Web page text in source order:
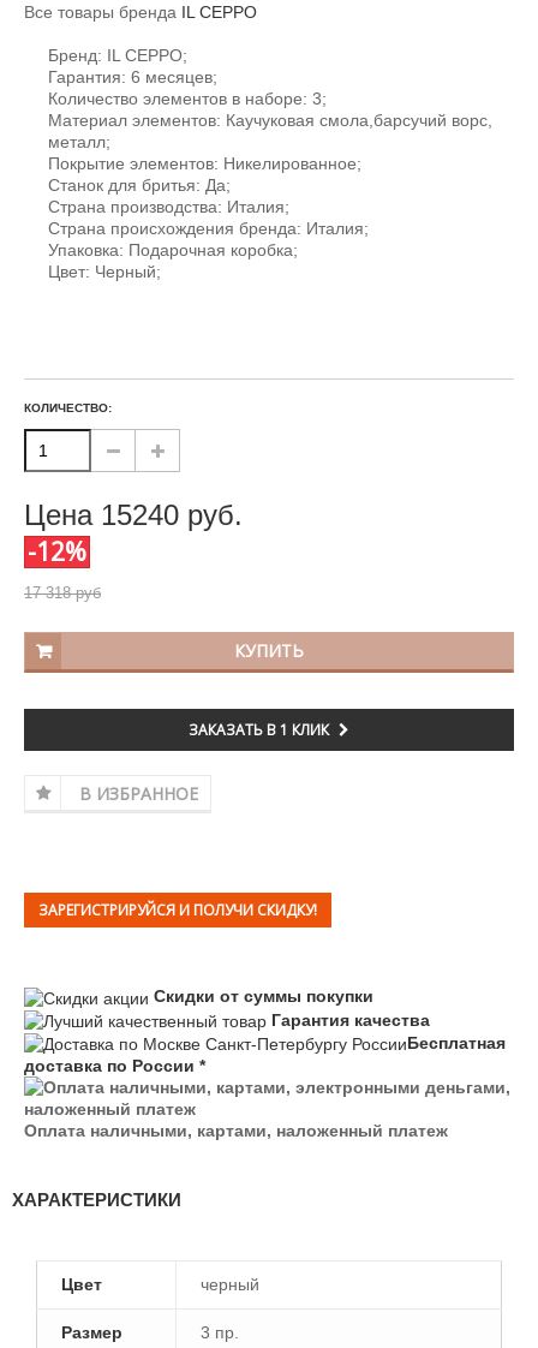
Все товары бренда IL CEPPO
Бренд: IL CEPPO;
Гарантия: 6 месяцев;
Количество элементов в наборе: 3;
Материал элементов: Каучуковая смола,барсучий ворс,
металл;
Покрытие элементов: Никелированное;
Станок для бритья: Да;
Страна производства: Италия;
Страна происхождения бренда: Италия;
Упаковка: Подарочная коробка;
Цвет: Черный;
КОЛИЧЕСТВО:
Цена 15240 руб.
-12%
17 318 руб
КУПИТЬ
ЗАКАЗАТЬ В 1 КЛИК
В ИЗБРАННОЕ
ЗАРЕГИСТРИРУЙСЯ И ПОЛУЧИ СКИДКУ!
Скидки от суммы покупки
Гарантия качества
Бесплатная
доставка по России *
Оплата наличными, картами, наложенный платеж
ХАРАКТЕРИСТИКИ
Цвет черный
Размер 3 пр.